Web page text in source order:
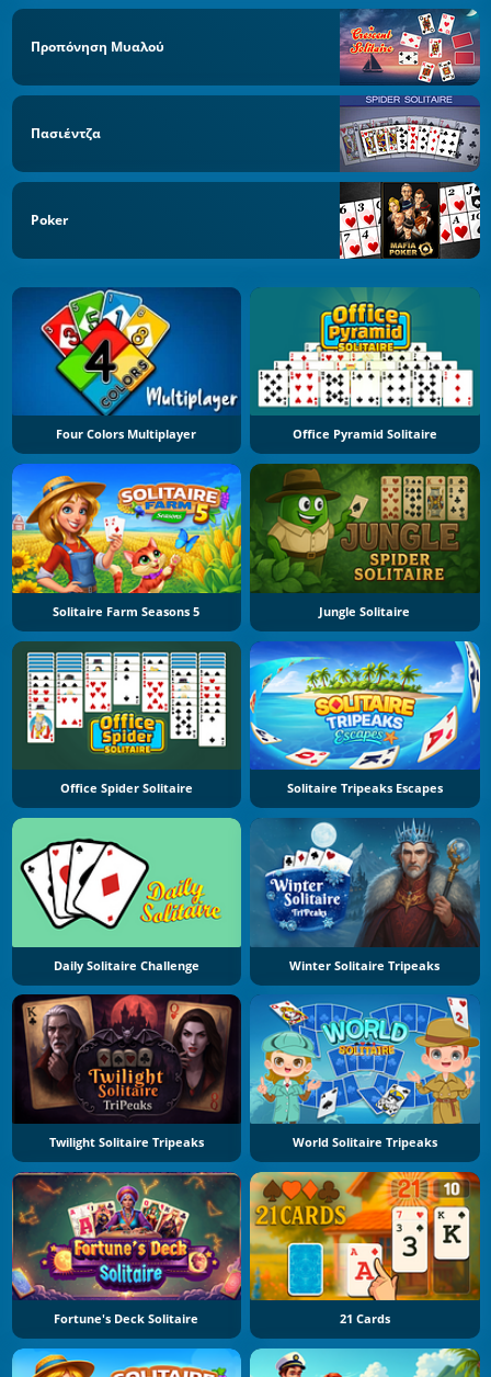
Προπόνηση Μυαλού
Πασιέντζα
Poker
Four Colors Multiplayer Office Pyramid Solitaire
Solitaire Farm Seasons 5 Jungle Solitaire
Office Spider Solitaire Solitaire Tripeaks Escapes
Daily Solitaire Challenge Winter Solitaire Tripeaks
Twilight Solitaire Tripeaks World Solitaire Tripeaks
Fortune's Deck Solitaire 21 Cards